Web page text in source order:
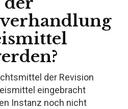
der Revision
eingebracht
Instanz noch nicht